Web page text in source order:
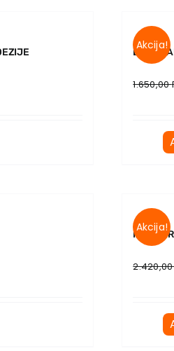
Akcija!
DUH I
1.650,00
Akcija!
MAPA